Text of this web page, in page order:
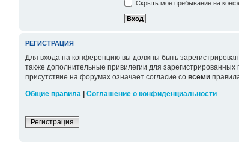
Скрыть моё пребывание на
РЕГИСТРАЦИЯ
Для входа на конференцию вы должны быть
также дополнительные привилегии для
присутствие на форумах означает согласие со всеми
Общие правила | Соглашение о конфиденциальности
Регистрация